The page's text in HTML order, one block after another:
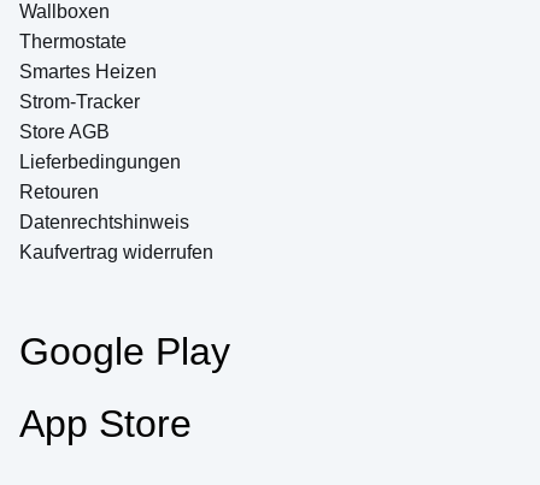
Wallboxen
Thermostate
Smartes Heizen
Strom-Tracker
Store AGB
Lieferbedingungen
Retouren
Datenrechtshinweis
Kaufvertrag widerrufen
Google Play
App Store